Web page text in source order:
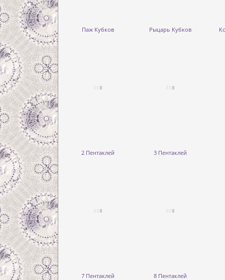
Паж Кубков Рыцарь Кубков
2 Пентаклей 3 Пентаклей
7 Пентаклей 8 Пентаклей